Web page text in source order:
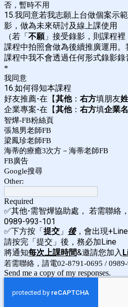
否，暫時不用
15.我同意若我志願上台做個案示
影，做為未來研討及線上課使用
（若「不願」接受錄影，則課程裡
課程中拍照會做為後續推廣運用。
課程中我不會透過任何形式錄影錄
*
我同意
16.如何得知本課程
好友推薦-在【其他： 右方填朋友
企業專案-在【其他： 右方填企業名
智燁-FB粉絲頁
張旭男老師FB
梁鳳珍老師FB
海蒂的療癒3次方－海蒂老師FB
FB廣告
Google搜尋
Other:
Required
✅其他-需智燁協助處，
若需聯絡
0989-993-101
✅下方按「提交 」 後，會出現
請按完「提交」後，務必加Line
將通知每次上課時間&邀請您加入
若需聯絡，請電02-8791-0695 / 0989-
Send me a copy of my responses.